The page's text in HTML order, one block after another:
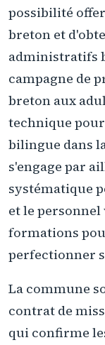
possibilité
breton et
administratifs
campagne de
breton aux
technique
bilingue dans
s'engage par
systématique
et le
formations
perfectionner
La commune
contrat de
qui confirme